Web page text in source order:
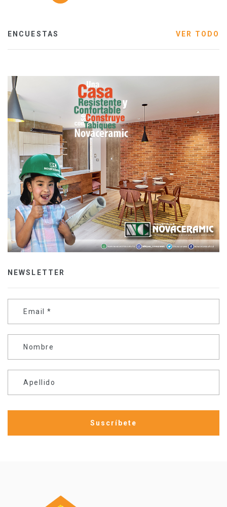
ENCUESTAS VER TODO
NEWSLETTER
Email *
Nombre
Apellido